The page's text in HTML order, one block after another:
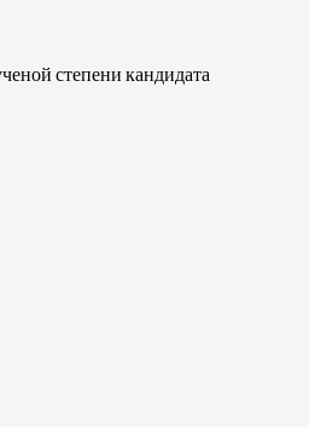
степени кандидата